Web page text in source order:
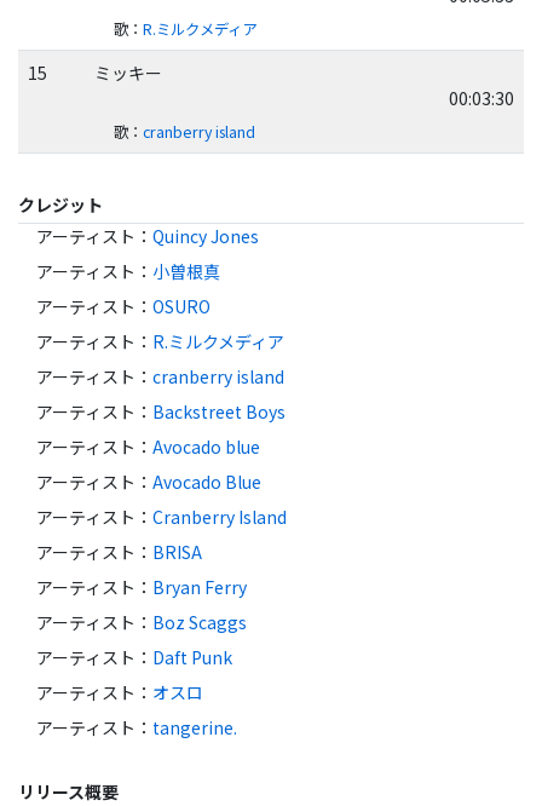
歌： R.ミルクメディア
15
ミッキー
00:03:30
歌： cranberry island
クレジット
アーティスト ： Quincy Jones
アーティスト ： 小曽根真
アーティスト ： OSURO
アーティスト ： R.ミルクメディア
アーティスト ： cranberry island
アーティスト ： Backstreet Boys
アーティスト ： Avocado blue
アーティスト ： Avocado Blue
アーティスト ： Cranberry Island
アーティスト ： BRISA
アーティスト ： Bryan Ferry
アーティスト ： Boz Scaggs
アーティスト ： Daft Punk
アーティスト ： オスロ
アーティスト ： tangerine.
リリース概要